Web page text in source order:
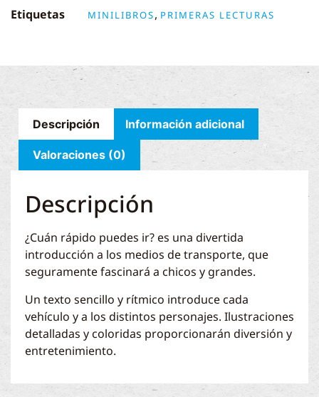
Etiquetas MINILIBROS, PRIMERAS LECTURAS
Descripción Información adicional
Valoraciones (0)
Descripción
¿Cuán rápido puedes ir? es una divertida
introducción a los medios de transporte, que
seguramente fascinará a chicos y grandes.
Un texto sencillo y rítmico introduce cada
vehículo y a los distintos personajes. Ilustraciones
detalladas y coloridas proporcionarán diversión y
entretenimiento.